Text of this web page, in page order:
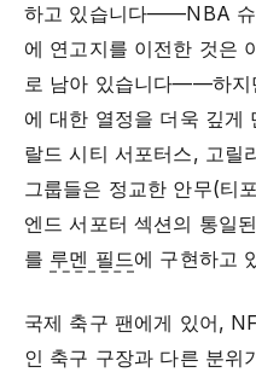
하고 있습니다——NBA
에 연고지를 이전한 것은
로 남아 있습니다——하지
에 대한 열정을 더욱 깊게
랄드 시티 서포터스, 고릴
그룹들은 정교한 안무(티
엔드 서포터 섹션의 통일
를 루멘 필드에 구현하고
국제 축구 팬에게 있어,
인 축구 구장과 다른 분위